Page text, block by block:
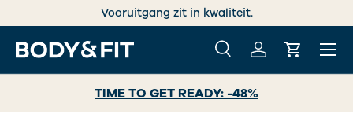
GA NAAR INHOUD
Vooruitgang zit in kwaliteit.
Zoeken
ZoekenInloggen
Menu
TIME TO GET READY: -48%